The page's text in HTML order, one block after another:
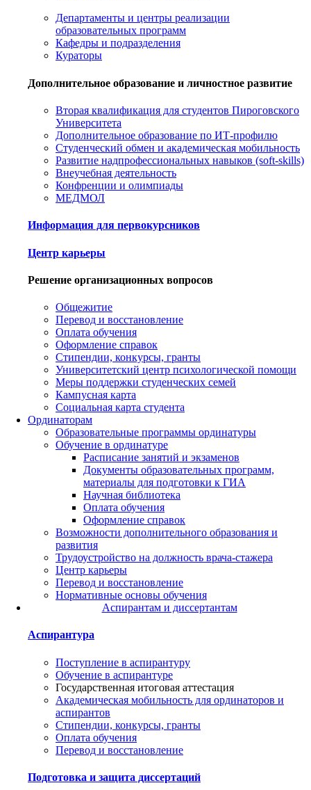
Департаменты и центры реализации
образовательных программ
Кафедры и подразделения
Кураторы
Дополнительное образование и личностное развитие
Вторая квалификация для студентов Пироговского
Университета
Дополнительное образование по ИТ-профилю
Студенческий обмен и академическая мобильность
Развитие надпрофессиональных навыков (soft-skills)
Внеучебная деятельность
Конфренции и олимпиады
МЕДМОЛ
Информация для первокурсников
Центр карьеры
Решение организационных вопросов
Общежитие
Перевод и восстановление
Оплата обучения
Оформление справок
Стипендии, конкурсы, гранты
Университетский центр психологической помощи
Меры поддержки студенческих семей
Кампусная карта
Социальная карта студента
Ординаторам
Образовательные программы ординатуры
Обучение в ординатуре
Расписание занятий и экзаменов
Документы образовательных программ,
материалы для подготовки к ГИА
Научная библиотека
Оплата обучения
Оформление справок
Возможности дополнительного образования и
развития
Трудоустройство на должность врача-стажера
Центр карьеры
Перевод и восстановление
Нормативные основы обучения
Аспирантам и диссертантам
Аспирантура
Поступление в аспирантуру
Обучение в аспирантуре
Государственная итоговая аттестация
Академическая мобильность для ординаторов и
аспирантов
Стипендии, конкурсы, гранты
Оплата обучения
Перевод и восстановление
Подготовка и защита диссертаций